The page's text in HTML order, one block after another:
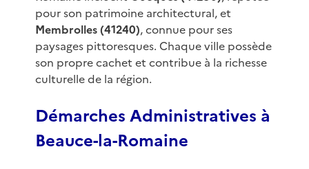
pour son patrimoine architectural, et
Membrolles (41240), connue pour ses
paysages pittoresques. Chaque ville possède
son propre cachet et contribue à la richesse
culturelle de la région.
Démarches Administratives à
Beauce-la-Romaine